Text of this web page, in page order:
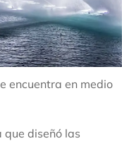
encuentra en medio
que diseñó las